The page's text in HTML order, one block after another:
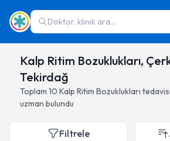
Doktor, klinik ara...
Kalp Ritim Bozuklukları,
Tekirdağ
Toplam 10 Kalp Ritim Bozuklukları
uzman bulundu
Filtrele